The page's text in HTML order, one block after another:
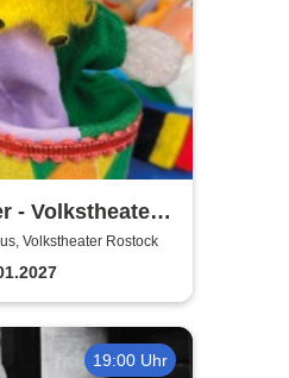
- Volkstheater
Volkstheater Rostock
19:00 Uhr